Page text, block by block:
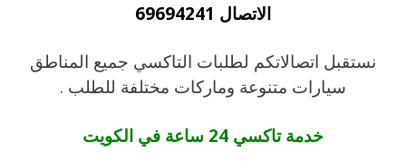
الاتصال 69694241
نستقبل اتصالاتكم لطلبات التاكسي جميع المناطق
سيارات متنوعة وماركات مختلفة للطلب .
خدمة تاكسي 24 ساعة في الكويت